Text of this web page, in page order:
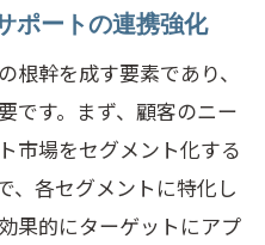
ポートの連携強化
根幹を成す要素であり、
です。まず、顧客のニー
市場をセグメント化する
、各セグメントに特化し
果的にターゲットにアプ